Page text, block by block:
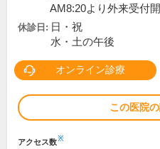
AM8:20より外来受付
休診日: 日・祝
水・土の午後
オンライン診療
この医院
アクセス数※